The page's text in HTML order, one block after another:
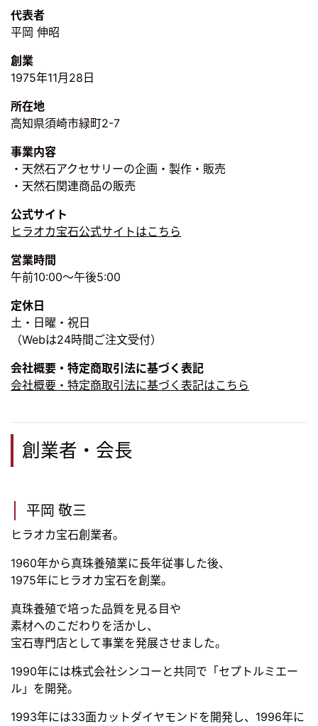
代表者
平岡 伸昭
創業
1975年11月28日
所在地
高知県須崎市緑町2-7
事業内容
・天然石アクセサリーの企画・製作・販売
・天然石関連商品の販売
公式サイト
ヒラオカ宝石公式サイトはこちら
営業時間
午前10:00～午後5:00
定休日
土・日曜・祝日
（Webは24時間ご注文受付）
会社概要・特定商取引法に基づく表記
会社概要・特定商取引法に基づく表記はこちら
創業者・会長
平岡 敬三
ヒラオカ宝石創業者。
1960年から真珠養殖業に長年従事した後、
1975年にヒラオカ宝石を創業。
真珠養殖で培った品質を見る目や
素材へのこだわりを活かし、
宝石専門店として事業を発展させました。
1990年には株式会社シンコーと共同で「セプトルミエー
ル」を開発。
1993年には33面カットダイヤモンドを開発し、1996年に